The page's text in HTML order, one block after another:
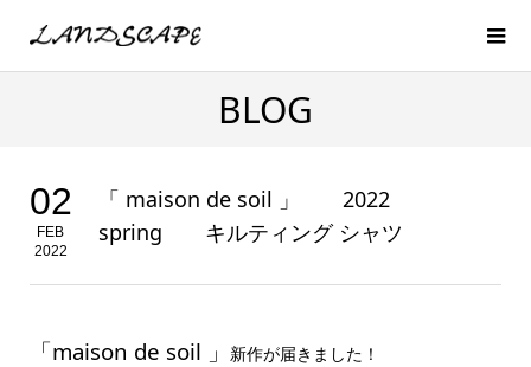
BLOG
02
FEB
2022
「 maison de soil 」 2022
spring キルティング シャツ
「maison de soil 」
新作が届きました！